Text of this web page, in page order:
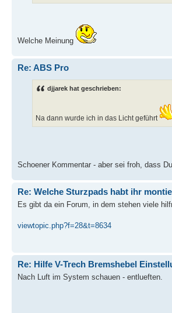
Welche Meinung
Re: ABS Pro
djjarek hat geschrieben:
Na dann wurde ich in das Licht geführt
Schoener Kommentar - aber sei froh, dass
Re: Welche Sturzpads habt ihr
Es gibt da ein Forum, in dem stehen viele
viewtopic.php?f=28&t=8634
Re: Hilfe V-Trech Bremshebel
Nach Luft im System schauen - entlueften.